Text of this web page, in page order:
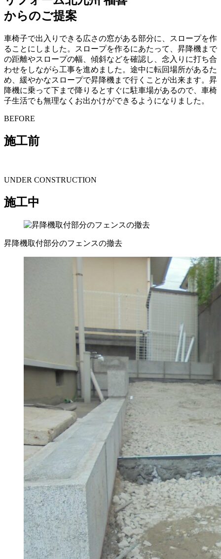
からのご提案
車椅子で出入りできる広さの窓がある部分に、スロープを作
ることにしました。スロープを作るにあたって、昇降機まで
の距離やスロープの幅、傾斜などを確認し、念入りに打ち合
わせをしながら工事を進めました。途中に転回場所があるた
め、緩やかなスロープで昇降機まで行くことが出来ます。昇
降機に乗って下まで降りるとすぐに駐車場があるので、車椅
子生活でも無理なくお出かけができるようになりました。
BEFORE
施工前
UNDER CONSTRUCTION
施工中
昇降機取付部分のフェンスの撤去